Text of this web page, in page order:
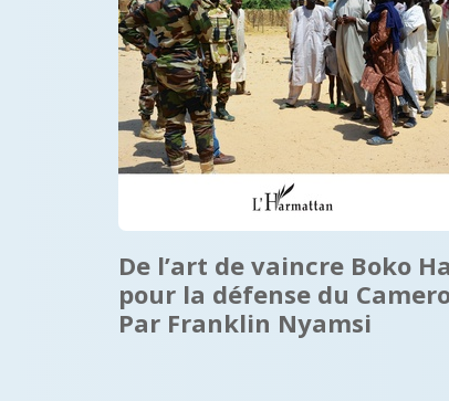
De l’art de vaincre Boko
pour la défense du
Par Franklin Nyamsi